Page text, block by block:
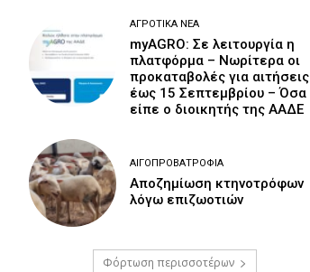
ΑΓΡΟΤΙΚΆ ΝΈΑ
myAGRO: Σε λειτουργία η
πλατφόρμα – Νωρίτερα οι
προκαταβολές για αιτήσεις
έως 15 Σεπτεμβρίου – Όσα
είπε ο διοικητής της ΑΑΔΕ
ΑΙΓΟΠΡΟΒΑΤΡΟΦΊΑ
Αποζημίωση κτηνοτρόφων
λόγω επιζωοτιών
Φόρτωση περισσοτέρων